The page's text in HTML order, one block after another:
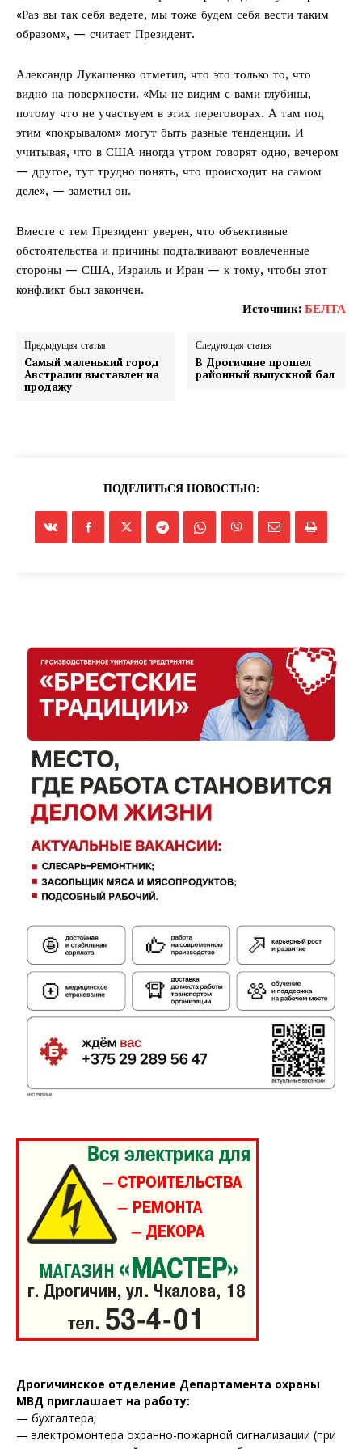
Газета
"Драгічынскі Веснік"
ПОДПИСАТЬСЯ
«Раз вы так себя ведете, мы тоже будем себя вести таким
образом», — считает Президент.
Александр Лукашенко отметил, что это только то, что
видно на поверхности. «Мы не видим с вами глубины,
потому что не участвуем в этих переговорах. А там под
этим «покрывалом» могут быть разные тенденции. И
учитывая, что в США иногда утром говорят одно, вечером
— другое, тут трудно понять, что происходит на самом
деле», — заметил он.
Вместе с тем Президент уверен, что объективные
обстоятельства и причины подталкивают вовлеченные
стороны — США, Израиль и Иран — к тому, чтобы этот
конфликт был закончен.
Источник: БЕЛТА
Предыдущая статья
Самый маленький город
Австралии выставлен на
продажу
Следующая статья
В Дрогичине прошел
районный выпускной бал
ПОДЕЛИТЬСЯ НОВОСТЬЮ:
Дрогичинское отделение Департамента охраны
МВД приглашает на работу:
— бухгалтера;
— электромонтера охранно-пожарной сигнализации (при